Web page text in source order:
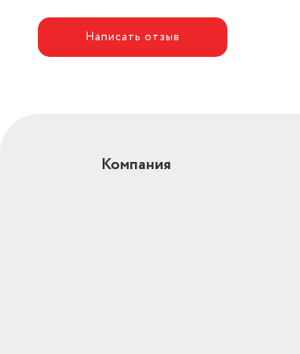
Написать отзыв
Компания